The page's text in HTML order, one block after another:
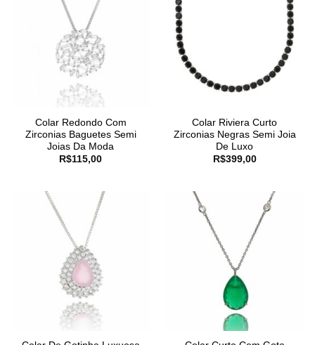
Colar Redondo Com
Zirconias Baguetes Semi
Joias Da Moda
R$115,00
Colar Riviera Curto
Zirconias Negras Semi Joia
De Luxo
R$399,00